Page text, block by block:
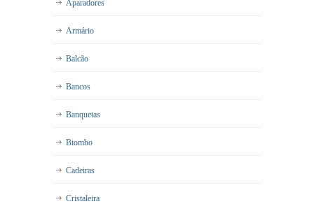
Aparadores
Armário
Balcão
Bancos
Banquetas
Biombo
Cadeiras
Cristaleira